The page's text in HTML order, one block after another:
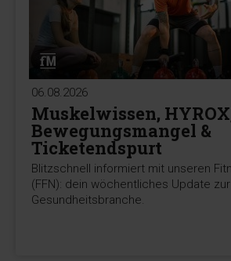
06.08.2026
Muskelwissen,
Bewegungsmangel &
Ticketendspurt
Blitzschnell informiert mit unseren
(FFN): dein wöchentliches Update
Gesundheitsbranche.